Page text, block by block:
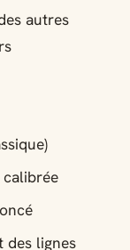
autres
calibrée
des lignes